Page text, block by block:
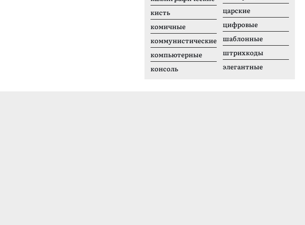
кисть
комичные
коммунистические
компьютерные
консоль
царские
цифровые
шаблонные
штрихкоды
элегантные